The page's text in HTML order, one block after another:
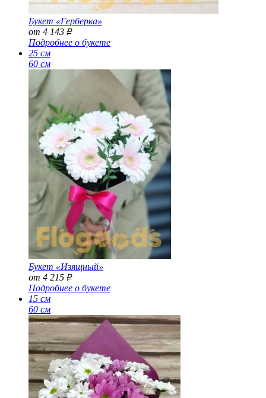
Букет «Герберка»
от 4 143 Р
Подробнее о букете
25 см
60 см
Букет «Изящный»
от 4 215 Р
Подробнее о букете
15 см
60 см